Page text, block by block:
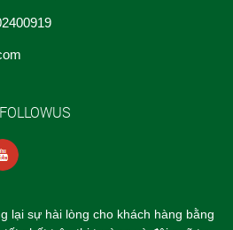
FOLLOWUS
lại sự hài lòng cho khách hàng bằng